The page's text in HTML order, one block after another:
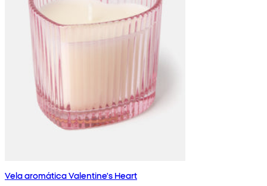
Vela aromática Valentine's Heart